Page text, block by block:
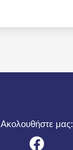
Ακολουθήστε μας: